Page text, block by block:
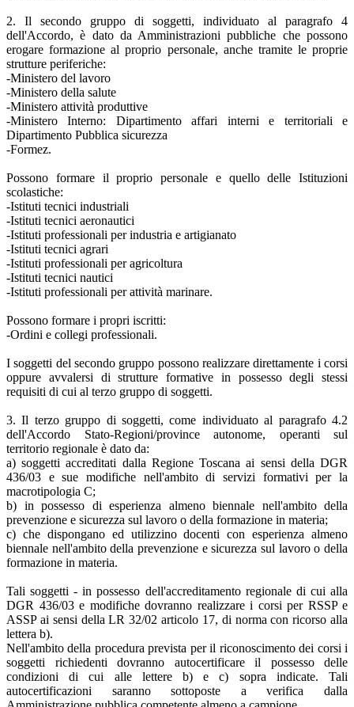
2. Il secondo gruppo di soggetti, individuato al paragrafo 4
dell'Accordo, è dato da Amministrazioni pubbliche che possono
erogare formazione al proprio personale, anche tramite le proprie
strutture periferiche:
-Ministero del lavoro
-Ministero della salute
-Ministero attività produttive
-Ministero Interno: Dipartimento affari interni e territoriali e
Dipartimento Pubblica sicurezza
-Formez.
Possono formare il proprio personale e quello delle Istituzioni
scolastiche:
-Istituti tecnici industriali
-Istituti tecnici aeronautici
-Istituti professionali per industria e artigianato
-Istituti tecnici agrari
-Istituti professionali per agricoltura
-Istituti tecnici nautici
-Istituti professionali per attività marinare.
Possono formare i propri iscritti:
-Ordini e collegi professionali.
I soggetti del secondo gruppo possono realizzare direttamente i corsi
oppure avvalersi di strutture formative in possesso degli stessi
requisiti di cui al terzo gruppo di soggetti.
3. Il terzo gruppo di soggetti, come individuato al paragrafo 4.2
dell'Accordo Stato-Regioni/province autonome, operanti sul
territorio regionale è dato da:
a) soggetti accreditati dalla Regione Toscana ai sensi della DGR
436/03 e sue modifiche nell'ambito di servizi formativi per la
macrotipologia C;
b) in possesso di esperienza almeno biennale nell'ambito della
prevenzione e sicurezza sul lavoro o della formazione in materia;
c) che dispongano ed utilizzino docenti con esperienza almeno
biennale nell'ambito della prevenzione e sicurezza sul lavoro o della
formazione in materia.
Tali soggetti - in possesso dell'accreditamento regionale di cui alla
DGR 436/03 e modifiche dovranno realizzare i corsi per RSSP e
ASSP ai sensi della LR 32/02 articolo 17, di norma con ricorso alla
lettera b).
Nell'ambito della procedura prevista per il riconoscimento dei corsi i
soggetti richiedenti dovranno autocertificare il possesso delle
condizioni di cui alle lettere b) e c) sopra indicate. Tali
autocertificazioni saranno sottoposte a verifica dalla